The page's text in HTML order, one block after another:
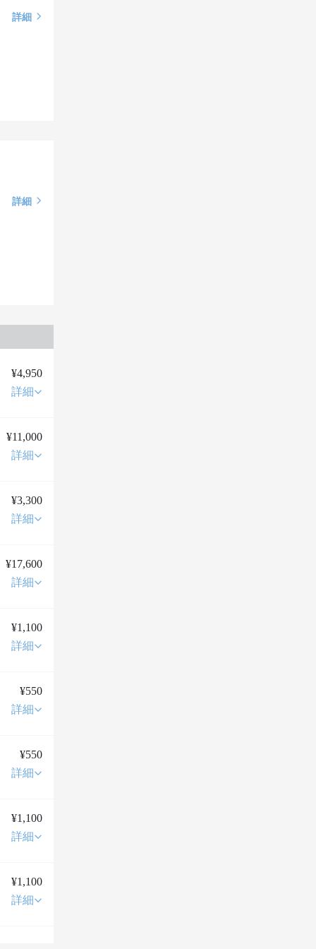
詳細
詳細
¥4,950
詳細
¥11,000
詳細
¥3,300
詳細
¥17,600
詳細
¥1,100
詳細
¥550
詳細
¥550
詳細
¥1,100
詳細
¥1,100
詳細